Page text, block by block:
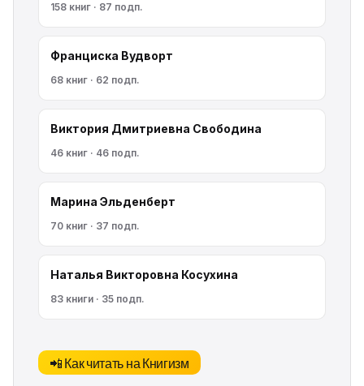
158 книг · 87 подп.
Франциска Вудворт
68 книг · 62 подп.
Виктория Дмитриевна Свободина
46 книг · 46 подп.
Марина Эльденберт
70 книг · 37 подп.
Наталья Викторовна Косухина
83 книги · 35 подп.
📲 Как читать на Книгизм